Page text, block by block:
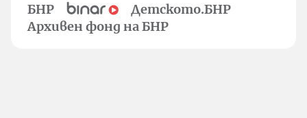
БНР
Детското.БНР
Архивен фонд на БНР